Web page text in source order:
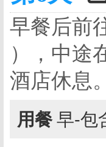
早餐后前
），中途
酒店休息。
用餐 早-包